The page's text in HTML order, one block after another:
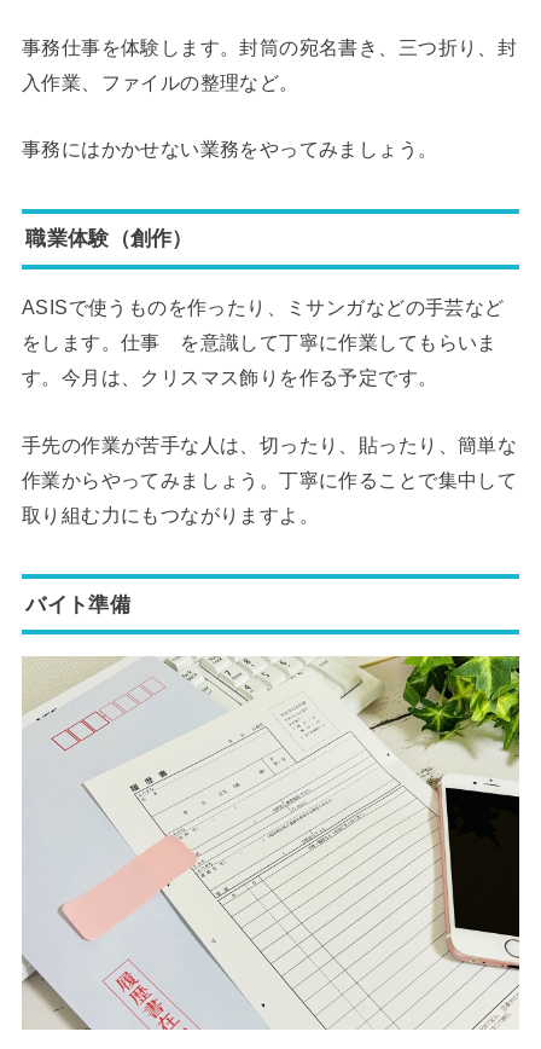
事務仕事を体験します。封筒の宛名書き、三つ折り、封
入作業、ファイルの整理など。
事務にはかかせない業務をやってみましょう。
職業体験（創作）
ASISで使うものを作ったり、ミサンガなどの手芸など
をします。仕事 を意識して丁寧に作業してもらいま
す。今月は、クリスマス飾りを作る予定です。
手先の作業が苦手な人は、切ったり、貼ったり、簡単な
作業からやってみましょう。丁寧に作ることで集中して
取り組む力にもつながりますよ。
バイト準備